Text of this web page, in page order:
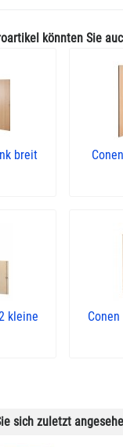
könnten Sie
breit
kleine
sich zuletzt